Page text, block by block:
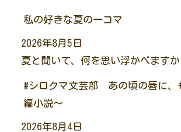
私の好きな夏の一コマ
2026年8月5日
夏と聞いて、何を思い浮かべます
#シロクマ文芸部 あの頃の唇に、
編小説～
2026年8月4日